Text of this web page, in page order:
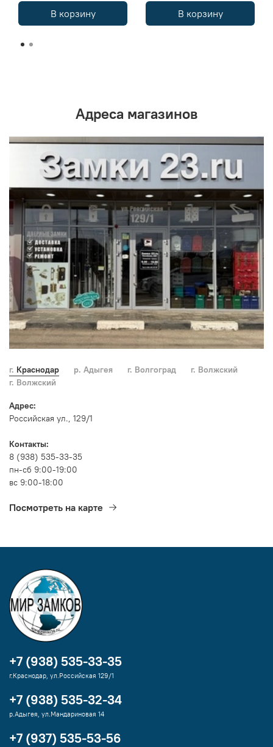
В корзину В корзину
Адреса магазинов
г. Краснодар р. Адыгея г. Волгоград
г. Волжский
г. Волжский
Адрес:
Российская ул., 129/1
Контакты:
8 (938) 535-33-35
пн-сб 9:00-19:00
вс 9:00-18:00
Посмотреть на карте
+7 (938) 535-33-35
г.Краснодар, ул.Российская 129/1
+7 (938) 535-32-34
р.Адыгея, ул.Мандариновая 14
+7 (937) 535-53-56